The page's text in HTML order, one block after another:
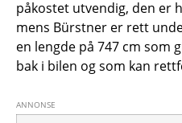
påkostet utvendig, den er
mens Bürstner er rett
en lengde på 747 cm som
bak i bilen og som kan